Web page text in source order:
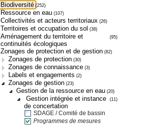
Biodiversité (252)
Ressource en eau (107)
Collectivités et acteurs territoriaux (26)
Territoires et occupation du sol (38)
Aménagement du territoire et
continuités écologiques
(95)
Zonages de protection et de gestion (82)
Zonages de protection (30)
Zonages de connaissance (3)
Labels et engagements (2)
Zonages de gestion (23)
Gestion de la ressource en eau (20)
Gestion intégrée et instance
de concertation
(11)
SDAGE / Comité de bassin
Programmes de mesures